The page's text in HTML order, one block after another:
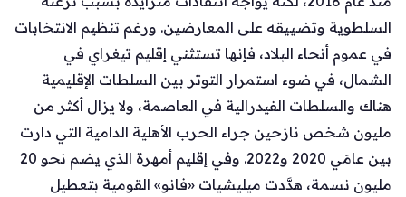
السلطوية وتضييقه على المعارضين. ورغم تنظيم الانتخابات
في عموم أنحاء البلاد، فإنها تستثني إقليم تيغراي في
الشمال، في ضوء استمرار التوتر بين السلطات الإقليمية
هناك والسلطات الفيدرالية في العاصمة، ولا يزال أكثر من
مليون شخص نازحين جراء الحرب الأهلية الدامية التي دارت
بين عامَي 2020 و2022. وفي إقليم أمهرة الذي يضم نحو 20
مليون نسمة، هدَّدت ميليشيات «فانو» القومية بتعطيل